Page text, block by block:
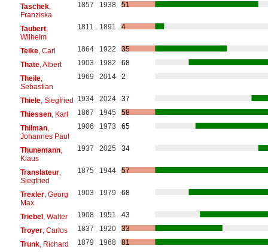
Taschek,
Franziska
1857 1938 51
Taubert,
Wilhelm
1811 1891 4
Teike, Carl 1864 1922
35
Thate, Albert 1903 1982
68
Theile,
Sebastian
1969 2014 2
Thiele, Siegfried 1934 2024
37
Thiessen, Karl 1867 1945
58
Thilman,
Johannes Paul
1906 1973 65
Thunemann,
Klaus
1937 2025 34
Translateur,
Siegfried
1875 1944 57
Trexler, Georg
Max
1903 1979 68
Triebel, Walter 1908 1951
43
Troyer, Carlos 1837 1920
33
Trunk, Richard 1879 1968 81